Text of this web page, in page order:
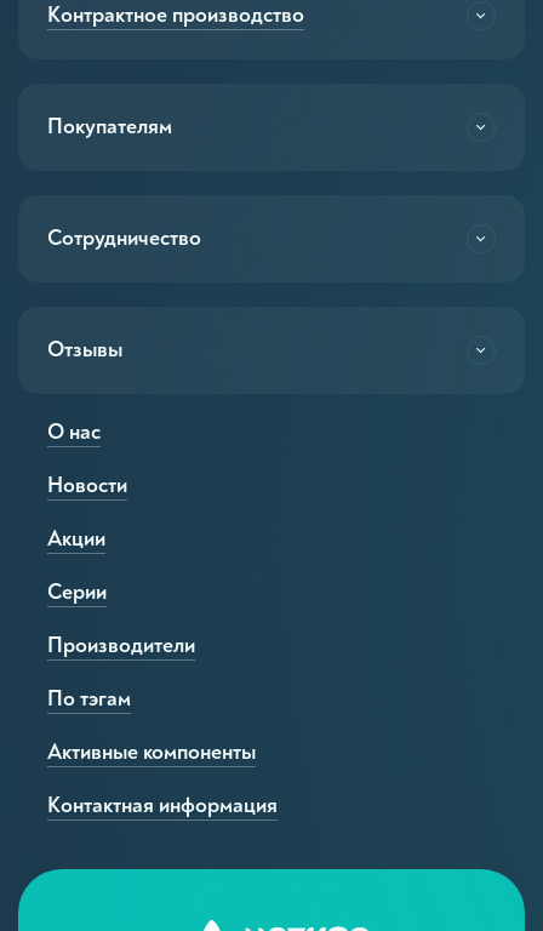
Контрактное производство
Покупателям
Сотрудничество
Отзывы
О нас
Новости
Акции
Серии
Производители
По тэгам
Активные компоненты
Контактная информация